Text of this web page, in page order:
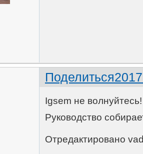
Поделиться
Igsem не
Руководство
Отредактировано